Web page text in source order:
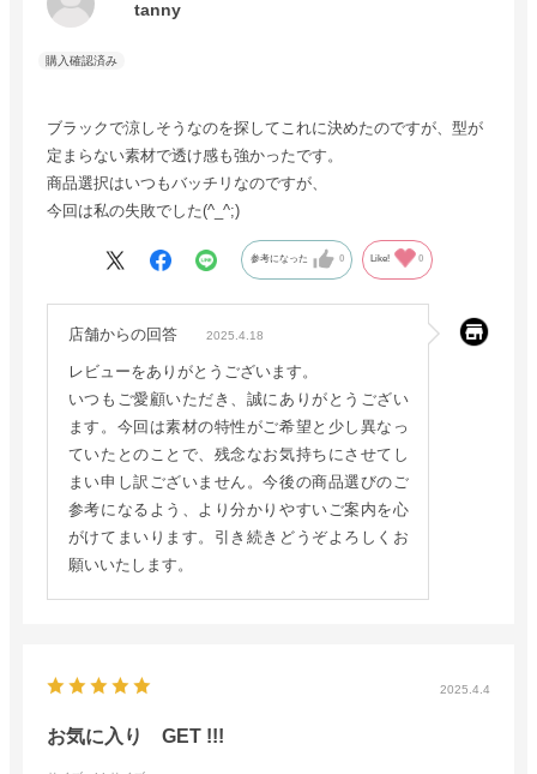
tanny
ブラックで涼しそうなのを探してこれに決めたのですが、型が
定まらない素材で透け感も強かったです。
商品選択はいつもバッチリなのですが、
今回は私の失敗でした(^_^;)
参考になった 0 Like! 0
店舗からの回答 2025.4.18
レビューをありがとうございます。
いつもご愛顧いただき、誠にありがとうござい
ます。今回は素材の特性がご希望と少し異なっ
ていたとのことで、残念なお気持ちにさせてし
まい申し訳ございません。今後の商品選びのご
参考になるよう、より分かりやすいご案内を心
がけてまいります。引き続きどうぞよろしくお
願いいたします。
2025.4.4
お気に入り GET !!!